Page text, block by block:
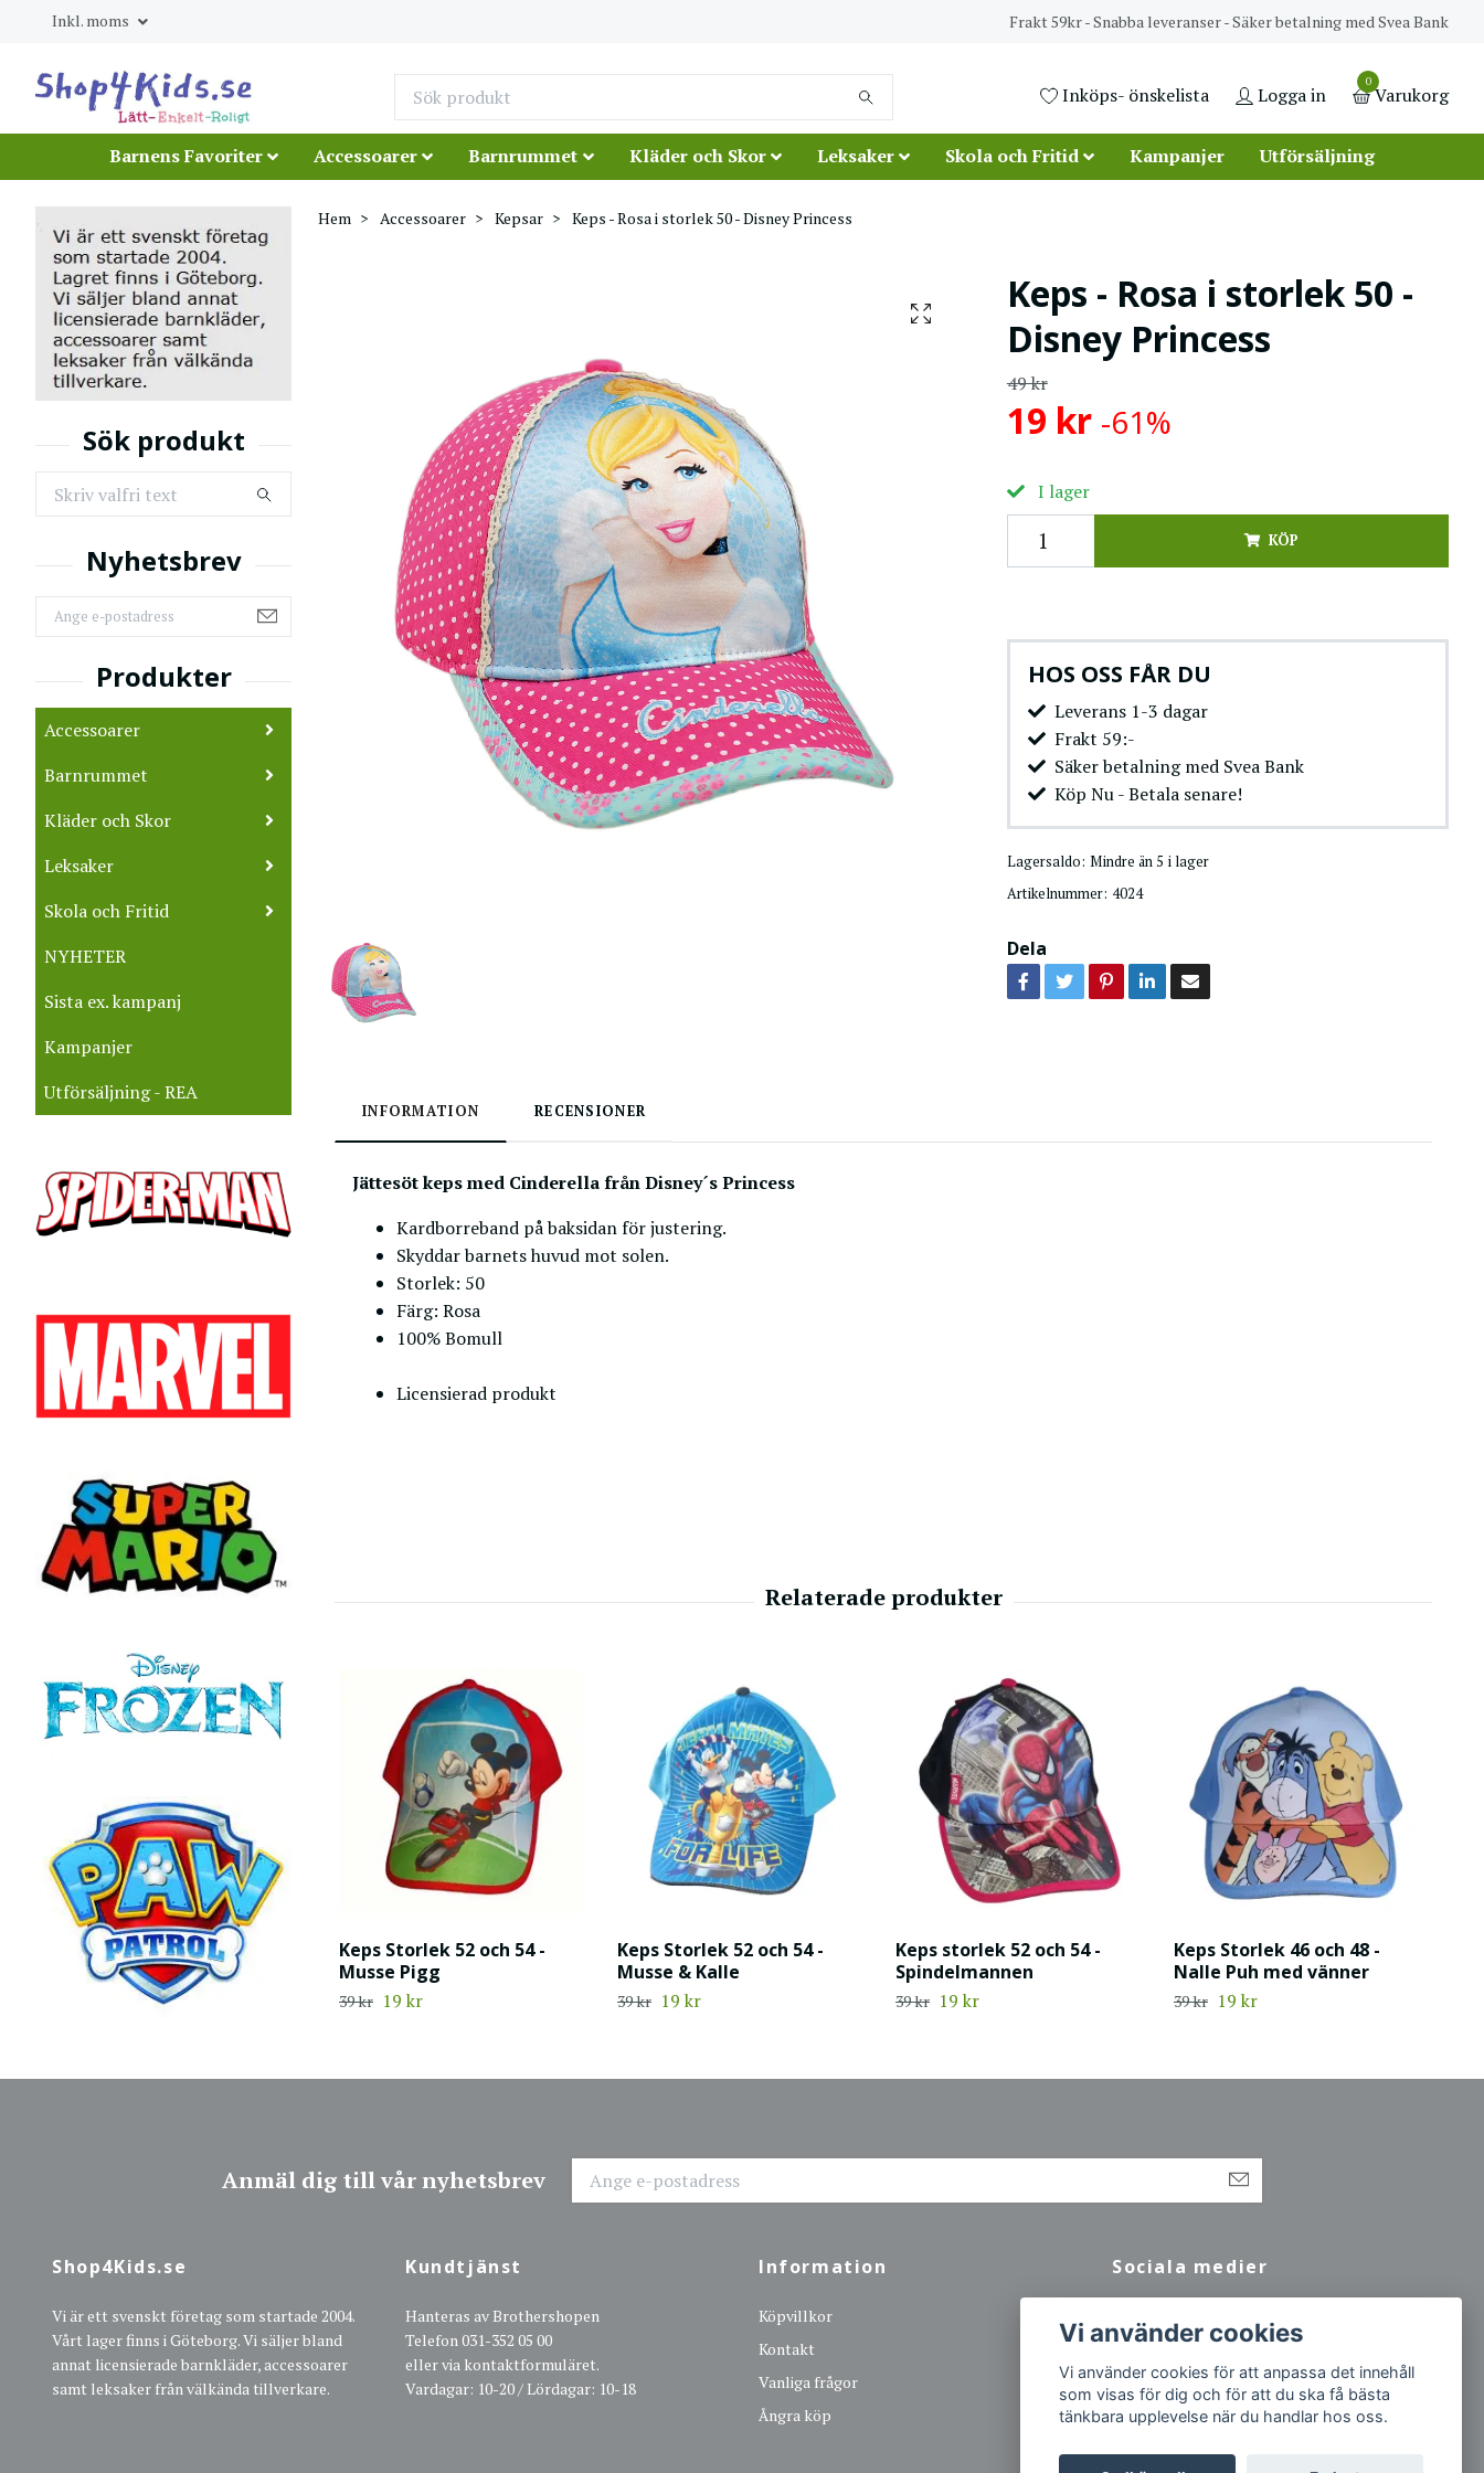
Inkl. moms Frakt 59kr - Snabba leveranser - Säker betalning med Svea Bank
Inköps- önskelista Logga in
0
Varukorg
Barnens Favoriter Accessoarer Barnrummet Kläder och Skor Leksaker Skola och Fritid Kampanjer Utförsäljning
Accessoarer
Barnrummet
Kläder och Skor
Leksaker
Skola och Fritid
NYHETER
Sista ex. kampanj
Kampanjer
Utförsäljning - REA
Hem Accessoarer Kepsar Keps - Rosa i storlek 50 - Disney Princess
Keps - Rosa i storlek 50 -
Disney Princess
49 kr
19 kr -61%
I lager
KÖP
HOS OSS FÅR DU
Leverans 1-3 dagar
Frakt 59:-
Säker betalning med Svea Bank
Köp Nu - Betala senare!
Lagersaldo: Mindre än 5 i lager
Artikelnummer: 4024
Dela
INFORMATION RECENSIONER
Jättesöt keps med Cinderella från Disney´s Princess
Kardborreband på baksidan för justering.
Skyddar barnets huvud mot solen.
Storlek: 50
Färg: Rosa
100% Bomull
Licensierad produkt
Keps Storlek 52 och 54 -
Musse Pigg
39 kr 19 kr
Keps Storlek 52 och 54 -
Musse & Kalle
39 kr 19 kr
Keps storlek 52 och 54 -
Spindelmannen
39 kr 19 kr
Keps Storlek 46 och 48 -
Nalle Puh med vänner
39 kr 19 kr
Anmäl dig till vår nyhetsbrev
Shop4Kids.se
Vi är ett svenskt företag som startade 2004.
Vårt lager finns i Göteborg. Vi säljer bland
annat licensierade barnkläder, accessoarer
samt leksaker från välkända tillverkare.
Kundtjänst
Hanteras av Brothershopen
Telefon 031-352 05 00
eller via kontaktformuläret.
Vardagar: 10-20 / Lördagar: 10-18
Information
Köpvillkor
Kontakt
Vanliga frågor
Ångra köp
Sociala medier
Vi använder cookies
Vi använder cookies för att anpassa det innehåll
som visas för dig och för att du ska få bästa
tänkbara upplevelse när du handlar hos oss.